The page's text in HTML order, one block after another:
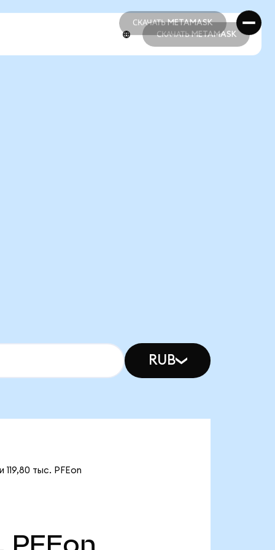
СКАЧАТЬ METAMASK
СКАЧАТЬ METAMASK
СКАЧАТЬ METAMASK
RUB
тыс. PFEon